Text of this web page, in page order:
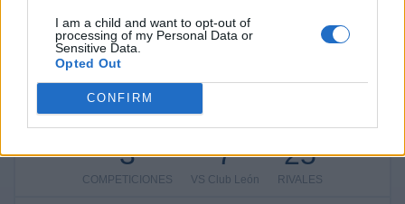
I am a child and want to opt-out of
processing of my Personal Data or
Sensitive Data.
Opted Out
CONFIRM
11 partidos en local
33 partidos de visitante
TOTAL
25
RIVALES
MÁXIMO
7
VS Club León
TOTAL
3
COMPETICIONES